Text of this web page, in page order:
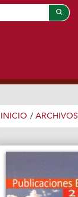
INICIO / ARCHIVOS